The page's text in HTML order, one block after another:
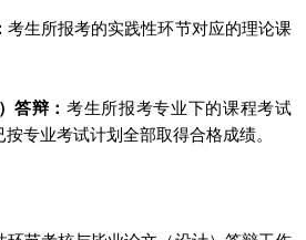
考生所报考的实践性环节对应的理论课
答辩：考生所报考专业下的课程考试
按专业考试计划全部取得合格成绩。